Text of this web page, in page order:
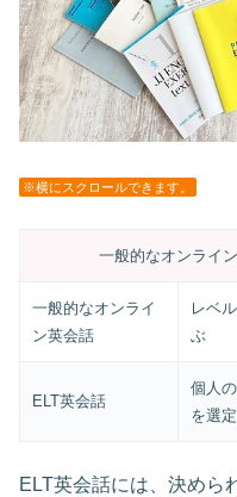
※横にスクロールできます。
一般的なオンライ
一般的なオンライ
ン英会話
レベ
ぶ
ELT英会話
個人
を選
ELT英会話には、決めら